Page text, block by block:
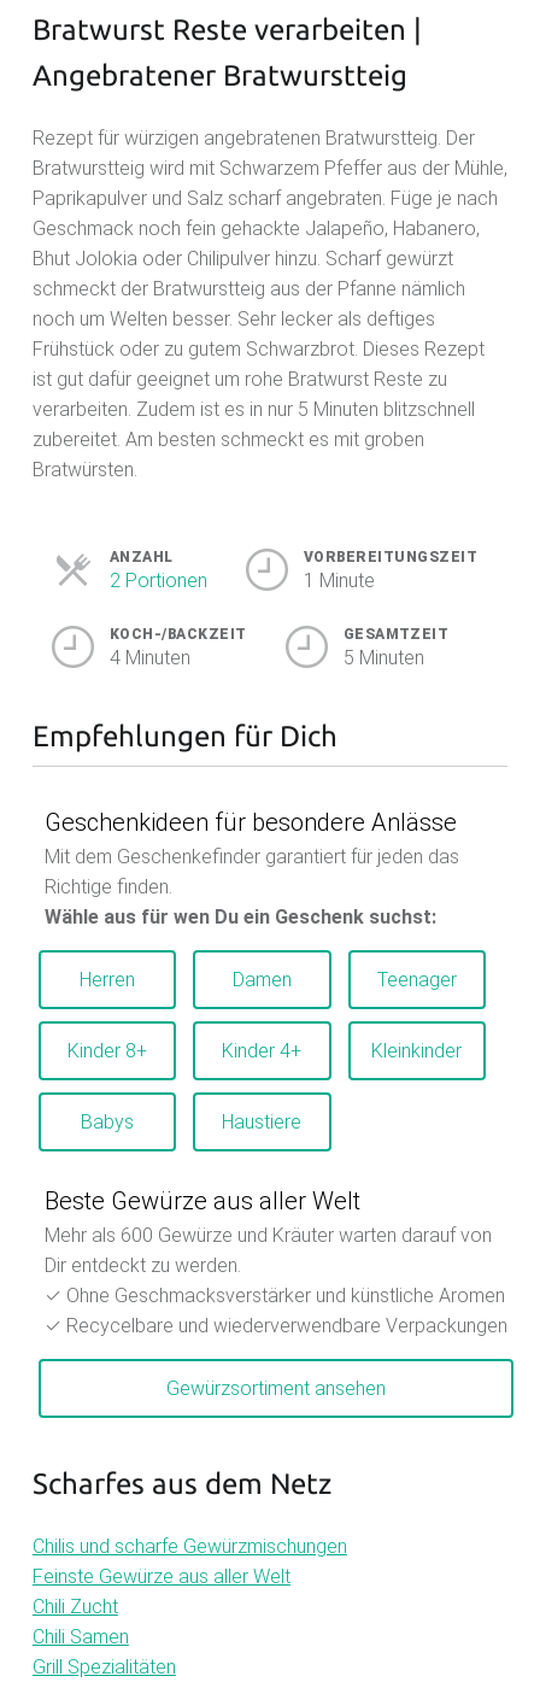
Bratwurst Reste verarbeiten |
Angebratener Bratwurstteig
Rezept für würzigen angebratenen Bratwurstteig. Der
Bratwurstteig wird mit Schwarzem Pfeffer aus der Mühle,
Paprikapulver und Salz scharf angebraten. Füge je nach
Geschmack noch fein gehackte Jalapeño, Habanero,
Bhut Jolokia oder Chilipulver hinzu. Scharf gewürzt
schmeckt der Bratwurstteig aus der Pfanne nämlich
noch um Welten besser. Sehr lecker als deftiges
Frühstück oder zu gutem Schwarzbrot. Dieses Rezept
ist gut dafür geeignet um rohe Bratwurst Reste zu
verarbeiten. Zudem ist es in nur 5 Minuten blitzschnell
zubereitet. Am besten schmeckt es mit groben
Bratwürsten.
ANZAHL
2 Portionen
VORBEREITUNGSZEIT
1 Minute
KOCH-/BACKZEIT
4 Minuten
GESAMTZEIT
5 Minuten
Empfehlungen für Dich
Geschenkideen für besondere Anlässe
Mit dem Geschenkefinder garantiert für jeden das
Richtige finden.
Wähle aus für wen Du ein Geschenk suchst:
Herren Damen Teenager
Kinder 8+ Kinder 4+ Kleinkinder
Babys Haustiere
Beste Gewürze aus aller Welt
Mehr als 600 Gewürze und Kräuter warten darauf von
Dir entdeckt zu werden.
✓ Ohne Geschmacksverstärker und künstliche Aromen
✓ Recycelbare und wiederverwendbare Verpackungen
Gewürzsortiment ansehen
Scharfes aus dem Netz
Chilis und scharfe Gewürzmischungen
Feinste Gewürze aus aller Welt
Chili Zucht
Chili Samen
Grill Spezialitäten